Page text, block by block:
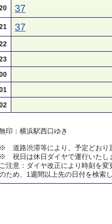
37
37
印：横浜駅西口ゆき
※ 道路渋滞等により、予定どおり
※ 祝日は休日ダイヤで運行いたし
ご注意：ダイヤ改正により時刻を
ため、1週間以上先の日付を検索